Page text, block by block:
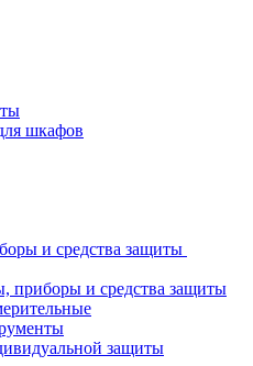
шкафов
и средства защиты
приборы и средства защиты
защиты